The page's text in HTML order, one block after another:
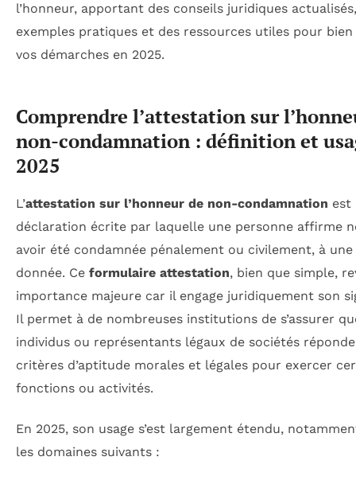
l’honneur, apportant des conseils juridiques
exemples pratiques et des ressources utiles pour
vos démarches en 2025.
Comprendre l’attestation sur
non-condamnation : définition et
2025
L’attestation sur l’honneur de non-condamnation est
déclaration écrite par laquelle une personne affirme
avoir été condamnée pénalement ou civilement, à
donnée. Ce formulaire attestation, bien que simple,
importance majeure car il engage juridiquement son
Il permet à de nombreuses institutions de s’assurer
individus ou représentants légaux de sociétés
critères d’aptitude morales et légales pour exercer
fonctions ou activités.
En 2025, son usage s’est largement étendu,
les domaines suivants :